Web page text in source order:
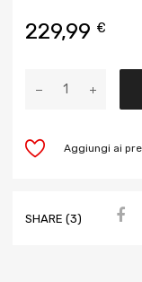
229,99 €
Aggiungi ai
SHARE (3)